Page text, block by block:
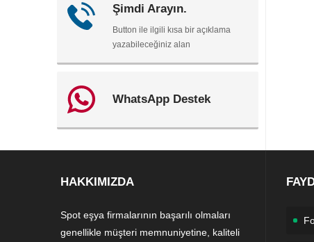
Şimdi Arayın.
Button ile ilgili kısa bir açıklama
yazabileceğiniz alan
WhatsApp Destek
HAKKIMIZDA
Spot eşya firmalarının başarılı olmaları
genellikle müşteri memnuniyetine, kaliteli